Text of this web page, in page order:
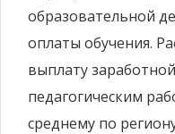
образовательной
оплаты обучения.
выплату
педагогическим
среднему по